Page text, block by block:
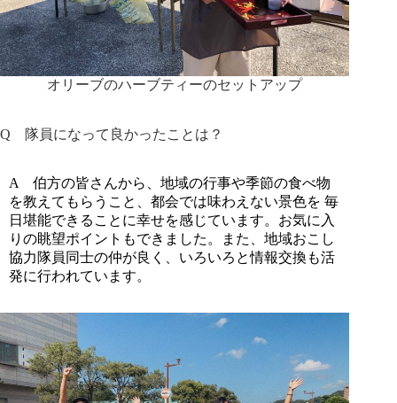
オリーブのハーブティーのセットアップ
Q 隊員になって良かったことは？
A 伯方の皆さんから、地域の行事や季節の食べ物
を教えてもらうこと、都会では味わえない景色を 毎
日堪能できることに幸せを感じています。お気に入
りの眺望ポイントもできました。また、地域おこし
協力隊員同士の仲が良く、いろいろと情報交換も活
発に行われています。